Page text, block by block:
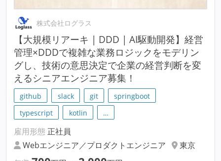
株式会社ログラス
【大規模リアーキ | DDD | AI駆動開発】経営
管理×DDDで複雑な業務ロジックをモデリン
グし、技術の意思決定で企業の経営判断を変
えるシニアエンジニア募集！
github slack git
springboot
typescript
kotlin …
雇用形態 正社員
Webエンジニア／プロダクトエンジニア
東京